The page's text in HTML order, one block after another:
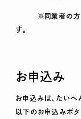
※同業者の方の
す。
お申込み
お申込みは、たいへ
以下のお申込みボタ